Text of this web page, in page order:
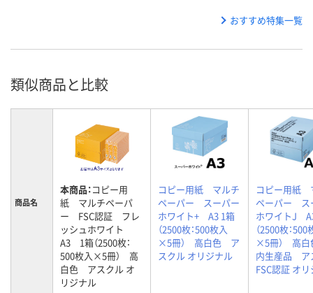
おすすめ特集一覧
類似商品と比較
商品名
本商品：コピー用
紙 マルチペーパ
ー FSC認証 フレ
ッシュホワイト
A3 1箱（2500枚：
500枚入×5冊） 高
白色 アスクル オ
リジナル
コピー用紙 マルチ
ペーパー スーパー
ホワイト+ A3 1箱
（2500枚：500枚入
×5冊） 高白色 ア
スクル オリジナル
コピー用紙
ペーパー ス
ホワイトJ
（2500枚：500
×5冊） 高
内生産品 ア
FSC認証 オ